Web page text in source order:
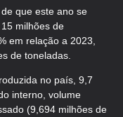
que este ano se
milhões de
em relação a 2023,
de toneladas.
no país, 9,7
interno, volume
(9,694 milhões de